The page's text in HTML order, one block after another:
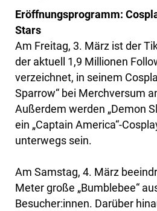
Eröffnungsprogramm:
Stars
Am Freitag, 3. März ist der
der aktuell 1,9 Millionen
verzeichnet, in seinem
Sparrow“ bei Merchversum
Außerdem werden „Demon
ein „Captain America“-
unterwegs sein.
Am Samstag, 4. März
Meter große „Bumblebee“
Besucher:innen. Darüber